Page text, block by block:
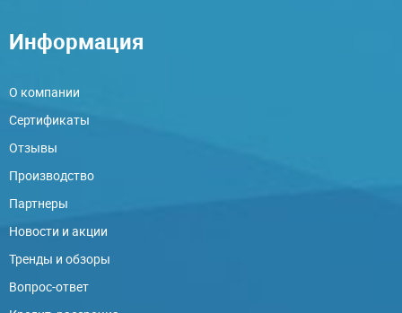
Информация
О компании
Сертификаты
Отзывы
Производство
Партнеры
Новости и акции
Тренды и обзоры
Вопрос-ответ